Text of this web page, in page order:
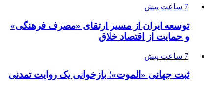
7 ساعت پیش
توسعه ایران از مسیر ارتقای «مصرف فرهنگی»
و حمایت از اقتصاد خلاق
7 ساعت پیش
ثبت جهانی «الموت»؛ بازخوانی یک روایت تمدنی